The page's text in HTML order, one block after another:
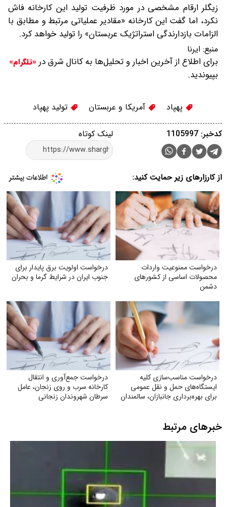
زیگلر ارقام مشخصی در مورد ظرفیت تولید این کارخانه فاش
نکرد، اما گفت این کارخانه «مقادیر عملیاتی مرتبط و مطابق با
الزامات بازدارندگی استراتژیک عربستان» را تولید خواهد کرد.
منبع: ایرنا
برای اطلاع از آخرین اخبار و تحلیل‌ها به کانال شرق در «تلگرام»
بپیوندید.
پهپاد آمریکا و عربستان تولید پهپاد
لینک کوتاه کدخبر: 1105997
از کارزارهای زیر حمایت کنید:
درخواست ممنوعیت واردات
محصولات اساسی از کشورهای
دشمن
درخواست اولویت برق پایدار برای
جنوب ایران در شرایط گرما و بحران
درخواست مناسب‌سازی کلیه
ایستگاه‌های حمل‌ و نقل عمومی
برای بهره‌برداری جانبازان، سالمندان
درخواست جمع‌آوری و انتقال
کارخانه سرب و روی زنجان، عامل
سرطان شهروندان زنجانی
خبرهای مرتبط